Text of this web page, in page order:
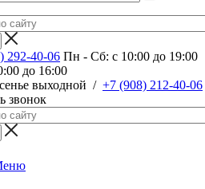
292-40-06 Пн - Сб: c 10:00 до 19:00
до 16:00
выходной / +7 (908) 212-40-06
звонок